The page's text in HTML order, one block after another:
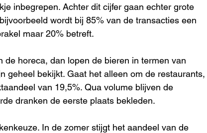
inbegrepen. Achter dit cijfer gaan echter grote
wordt bij 85% van de transacties een
maar 20% betreft.
horeca, dan lopen de bieren in termen van
geheel bekijkt. Gaat het alleen om de restaurants,
van 19,5%. Qua volume blijven de
dranken de eerste plaats bekleden.
In de zomer stijgt het aandeel van de